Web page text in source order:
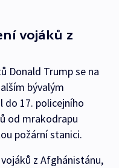
vojáků z
Donald Trump se na
bývalým
17. policejního
od mrakodrapu
požární stanici.
z Afghánistánu,